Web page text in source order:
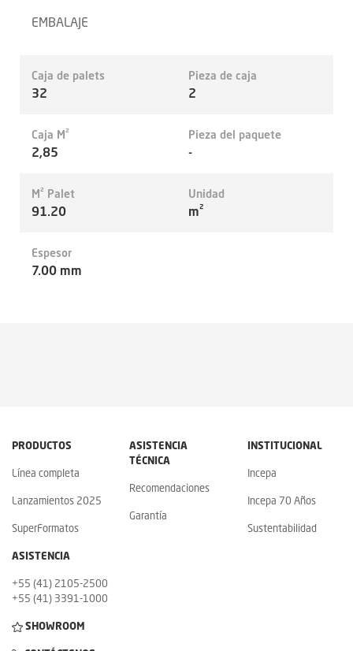
EMBALAJE
Caja de palets
32
Pieza de caja
2
Caja M²
2,85
Pieza del paquete
-
M² Palet
91.20
Unidad
m²
Espesor
7.00 mm
PRODUCTOS
Línea completa
Lanzamientos 2025
SuperFormatos
ASISTENCIA
TÉCNICA
Recomendaciones
Garantía
INSTITUCIONAL
Incepa
Incepa 70 Años
Sustentabilidad
ASISTENCIA
+55 (41) 2105-2500
+55 (41) 3391-1000
SHOWROOM